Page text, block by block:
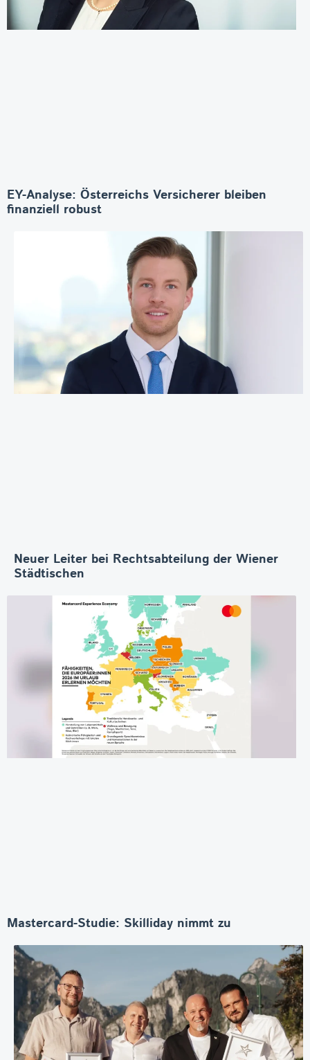
EY-Analyse: Österreichs Versicherer bleiben
finanziell robust
Neuer Leiter bei Rechtsabteilung der Wiener
Städtischen
Mastercard-Studie: Skilliday nimmt zu